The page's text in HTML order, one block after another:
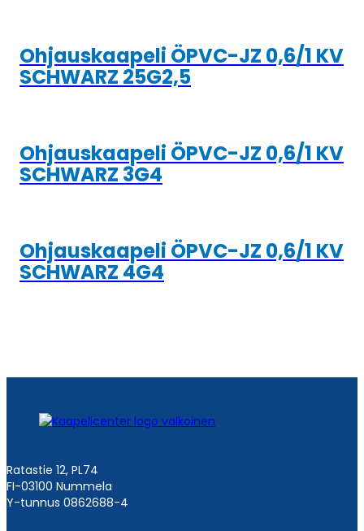
Ohjauskaapeli ÖPVC-JZ 0,6/1 KV
SCHWARZ 25G2,5
Ohjauskaapeli ÖPVC-JZ 0,6/1 KV
SCHWARZ 3G4
Ohjauskaapeli ÖPVC-JZ 0,6/1 KV
SCHWARZ 4G4
Ratastie 12, PL74
FI-03100 Nummela
Y-tunnus 0862688-4